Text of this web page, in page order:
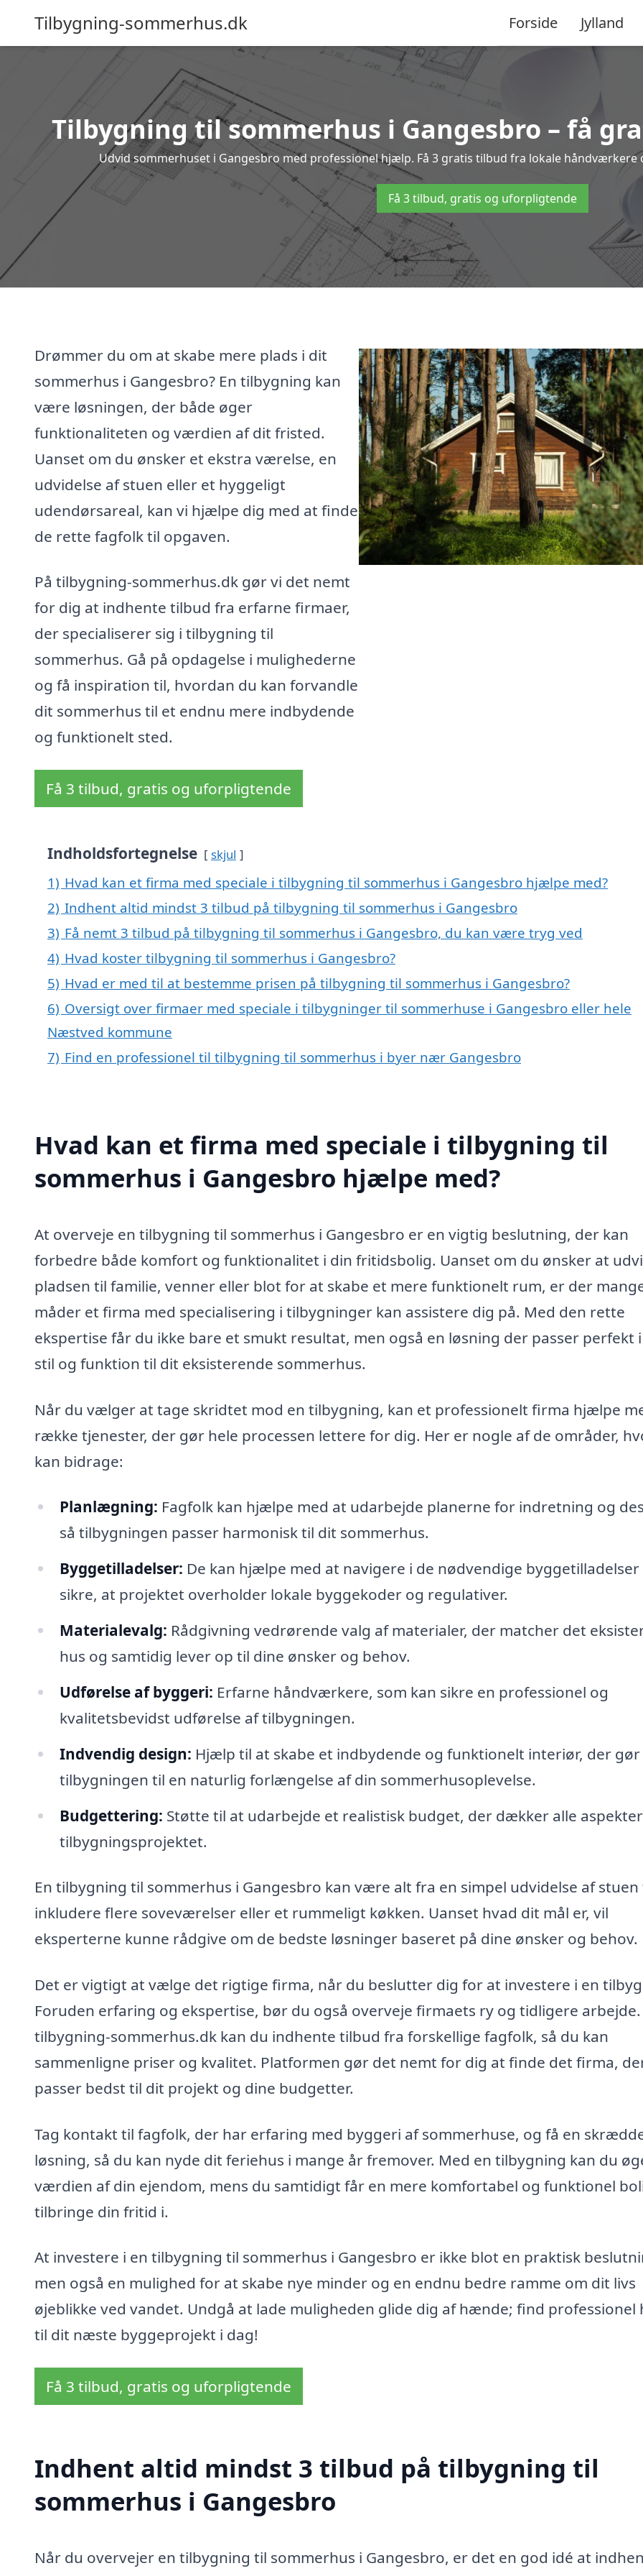
Tilbygning-sommerhus.dk Forside Jylland
Tilbygning til sommerhus i Gangesbro – få
Udvid sommerhuset i Gangesbro med professionel hjælp. Få 3 gratis tilbud fra lokale
Få 3 tilbud, gratis og uforpligtende
Drømmer du om at skabe mere plads i dit
sommerhus i Gangesbro? En tilbygning kan
være løsningen, der både øger
funktionaliteten og værdien af dit fristed.
Uanset om du ønsker et ekstra værelse, en
udvidelse af stuen eller et hyggeligt
udendørsareal, kan vi hjælpe dig med at finde
de rette fagfolk til opgaven.
På tilbygning-sommerhus.dk gør vi det nemt
for dig at indhente tilbud fra erfarne firmaer,
der specialiserer sig i tilbygning til
sommerhus. Gå på opdagelse i mulighederne
og få inspiration til, hvordan du kan forvandle
dit sommerhus til et endnu mere indbydende
og funktionelt sted.
Få 3 tilbud, gratis og uforpligtende
Indholdsfortegnelse skjul
1) Hvad kan et firma med speciale i tilbygning til sommerhus i Gangesbro hjælpe med?
2) Indhent altid mindst 3 tilbud på tilbygning til sommerhus i Gangesbro
3) Få nemt 3 tilbud på tilbygning til sommerhus i Gangesbro, du kan være tryg ved
4) Hvad koster tilbygning til sommerhus i Gangesbro?
5) Hvad er med til at bestemme prisen på tilbygning til sommerhus i Gangesbro?
6) Oversigt over firmaer med speciale i tilbygninger til sommerhuse i Gangesbro eller hele
Næstved kommune
7) Find en professionel til tilbygning til sommerhus i byer nær Gangesbro
Hvad kan et firma med speciale i tilbygning til
sommerhus i Gangesbro hjælpe med?
At overveje en tilbygning til sommerhus i Gangesbro er en vigtig beslutning, der kan
forbedre både komfort og funktionalitet i din fritidsbolig. Uanset om du ønsker at
pladsen til familie, venner eller blot for at skabe et mere funktionelt rum, er der
måder et firma med specialisering i tilbygninger kan assistere dig på. Med den rette
ekspertise får du ikke bare et smukt resultat, men også en løsning der passer perfekt
stil og funktion til dit eksisterende sommerhus.
Når du vælger at tage skridtet mod en tilbygning, kan et professionelt firma hjælpe
række tjenester, der gør hele processen lettere for dig. Her er nogle af de områder,
kan bidrage:
Planlægning: Fagfolk kan hjælpe med at udarbejde planerne for indretning og
så tilbygningen passer harmonisk til dit sommerhus.
Byggetilladelser: De kan hjælpe med at navigere i de nødvendige byggetilladelser
sikre, at projektet overholder lokale byggekoder og regulativer.
Materialevalg: Rådgivning vedrørende valg af materialer, der matcher det
hus og samtidig lever op til dine ønsker og behov.
Udførelse af byggeri: Erfarne håndværkere, som kan sikre en professionel og
kvalitetsbevidst udførelse af tilbygningen.
Indvendig design: Hjælp til at skabe et indbydende og funktionelt interiør, der gør
tilbygningen til en naturlig forlængelse af din sommerhusoplevelse.
Budgettering: Støtte til at udarbejde et realistisk budget, der dækker alle
tilbygningsprojektet.
En tilbygning til sommerhus i Gangesbro kan være alt fra en simpel udvidelse af stuen
inkludere flere soveværelser eller et rummeligt køkken. Uanset hvad dit mål er, vil
eksperterne kunne rådgive om de bedste løsninger baseret på dine ønsker og behov.
Det er vigtigt at vælge det rigtige firma, når du beslutter dig for at investere i en
Foruden erfaring og ekspertise, bør du også overveje firmaets ry og tidligere arbejde.
tilbygning-sommerhus.dk kan du indhente tilbud fra forskellige fagfolk, så du kan
sammenligne priser og kvalitet. Platformen gør det nemt for dig at finde det firma,
passer bedst til dit projekt og dine budgetter.
Tag kontakt til fagfolk, der har erfaring med byggeri af sommerhuse, og få en
løsning, så du kan nyde dit feriehus i mange år fremover. Med en tilbygning kan du
værdien af din ejendom, mens du samtidigt får en mere komfortabel og funktionel
tilbringe din fritid i.
At investere i en tilbygning til sommerhus i Gangesbro er ikke blot en praktisk
men også en mulighed for at skabe nye minder og en endnu bedre ramme om dit livs
øjeblikke ved vandet. Undgå at lade muligheden glide dig af hænde; find
til dit næste byggeprojekt i dag!
Få 3 tilbud, gratis og uforpligtende
Indhent altid mindst 3 tilbud på tilbygning til
sommerhus i Gangesbro
Når du overvejer en tilbygning til sommerhus i Gangesbro, er det en god idé at